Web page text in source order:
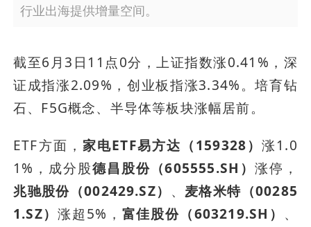
行业出海提供增量空间。
截至6月3日11点0分，上证指数涨0.41%，深
证成指涨2.09%，创业板指涨3.34%。培育钻
石、F5G概念、半导体等板块涨幅居前。
ETF方面， 家电ETF易方达（159328）涨1.0
1%，成分股德昌股份（605555.SH） 涨停，
兆驰股份（002429.SZ） 、 麦格米特（00285
1.SZ）涨超5%， 富佳股份（603219.SH） 、